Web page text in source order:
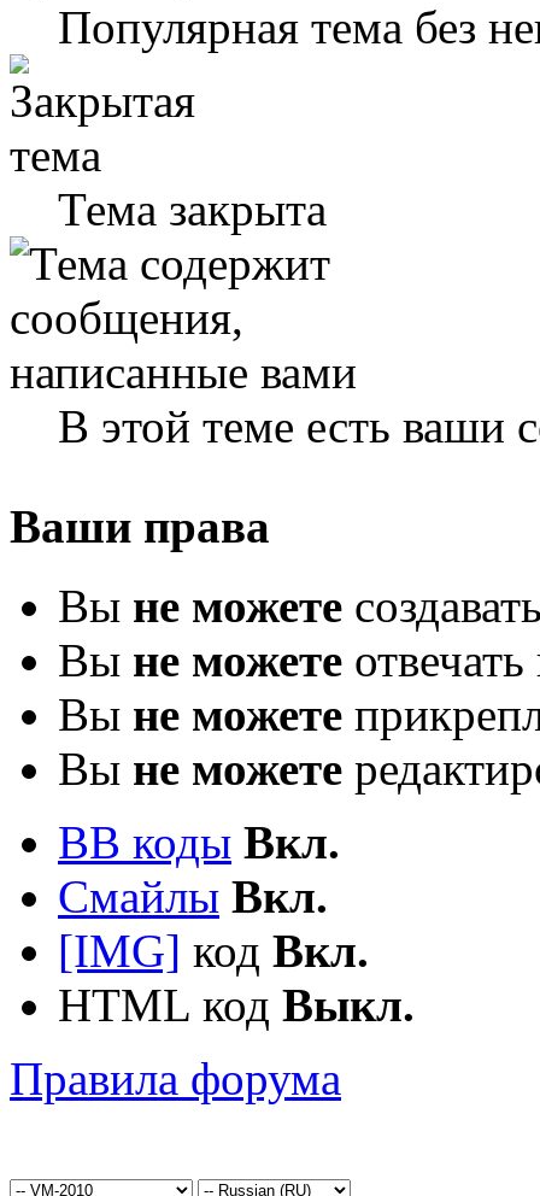
Популярная тема без
Тема закрыта
В этой теме есть ваши
Ваши права
Вы не можете
Вы не можете
Вы не можете
Вы не можете
BB коды Вкл.
Смайлы Вкл.
[IMG] код Вкл.
HTML код Выкл.
Правила форума